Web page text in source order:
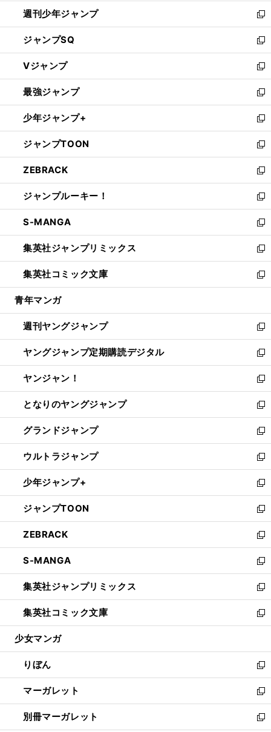
く
週刊少年ジャンプ
新
し
い
ウ
ィ
ン
ド
ウ
で
開
く
ジャンプSQ
新
し
い
ウ
ィ
ン
ド
ウ
で
開
く
Vジャンプ
新
し
い
ウ
ィ
ン
ド
ウ
で
開
く
最強ジャンプ
新
し
い
ウ
ィ
ン
ド
ウ
で
開
く
少年ジャンプ+
新
し
い
ウ
ィ
ン
ド
ウ
で
開
く
ジャンプTOON
新
し
い
ウ
ィ
ン
ド
ウ
で
開
く
ZEBRACK
新
し
い
ウ
ィ
ン
ド
ウ
で
開
ジャンプルーキー！
新
し
い
ウ
ィ
ン
ド
ウ
開
く
S-MANGA
新
し
い
ウ
ィ
ン
ウ
で
開
く
集英社ジャンプリミックス
新
し
い
ウ
ン
ド
ウ
で
開
く
集英社コミック文庫
新
し
ウ
ィ
ン
ド
ウ
で
開
く
青年マンガ
週刊ヤングジャンプ
新
し
い
ウ
ィ
ン
ド
ウ
で
開
く
ヤングジャンプ定期購読デジタル
新
し
い
ウ
ィ
ン
ド
ウ
で
開
く
ヤンジャン！
新
し
い
ウ
ィ
ン
ド
ウ
で
開
く
となりのヤングジャンプ
新
し
い
ウ
ィ
ン
ド
ウ
で
開
く
グランドジャンプ
新
し
い
ウ
ィ
ン
ド
ウ
で
開
く
ウルトラジャンプ
新
し
い
ウ
ィ
ン
ド
ウ
で
開
く
少年ジャンプ+
新
し
い
ウ
ィ
ン
ド
ウ
で
開
く
ジャンプTOON
新
し
い
ウ
ィ
ン
ド
ウ
で
開
ZEBRACK
新
し
い
ウ
ィ
ン
ド
ウ
開
く
S-MANGA
新
し
い
ウ
ィ
ン
ウ
で
開
く
集英社ジャンプリミックス
新
し
い
ウ
ン
ド
ウ
で
開
く
集英社コミック文庫
新
し
ウ
ィ
ン
ド
ウ
で
開
少女マンガ
りぼん
新
し
い
ウ
ィ
マーガレット
新
し
い
別冊マーガレット
新